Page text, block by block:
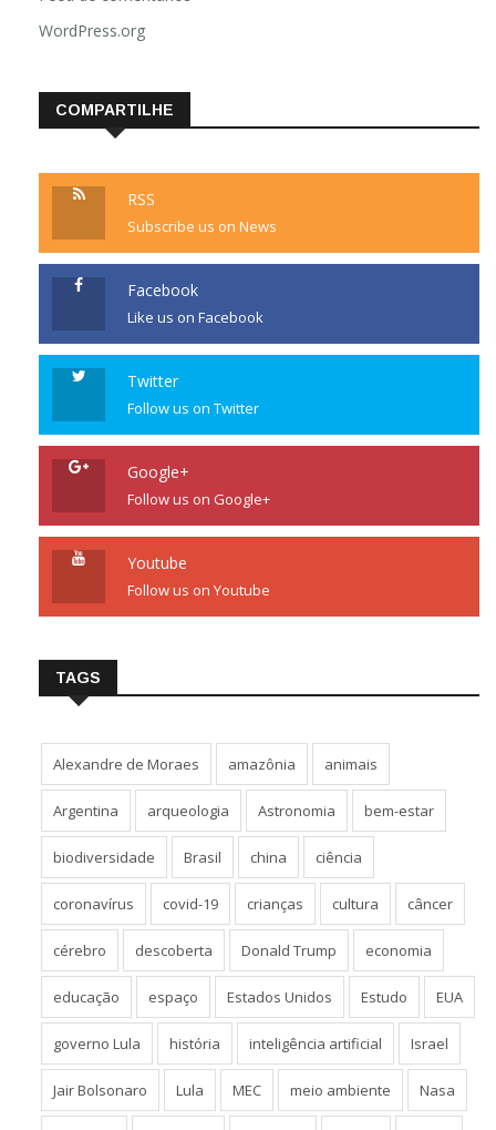
WordPress.org
COMPARTILHE
RSS
Subscribe us on News
Facebook
Like us on Facebook
Twitter
Follow us on Twitter
Google+
Follow us on Google+
Youtube
Follow us on Youtube
TAGS
Alexandre de Moraes amazônia animais
Argentina arqueologia Astronomia bem-estar
biodiversidade Brasil china ciência
coronavírus covid-19 crianças cultura câncer
cérebro descoberta Donald Trump economia
educação espaço Estados Unidos Estudo EUA
governo Lula história inteligência artificial Israel
Jair Bolsonaro Lula MEC meio ambiente Nasa